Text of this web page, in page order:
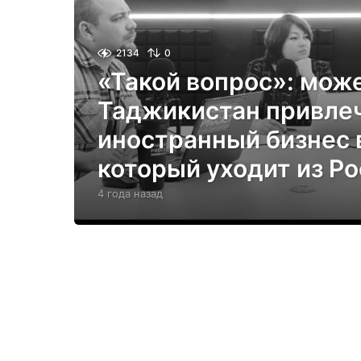
2134 0
«Такой вопрос»:
Таджикистан
иностранный
который уходит из
4 года назад4
о